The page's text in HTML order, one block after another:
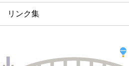
リンク集